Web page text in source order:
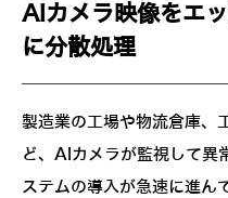
AIカメラ映像をエ
に分散処理
製造業の工場や物流倉庫、
ど、AIカメラが監視して異
ステムの導入が急速に進ん